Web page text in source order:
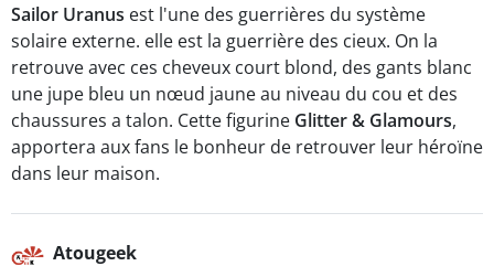
Sailor Uranus est l'une des guerrières du système
solaire externe. elle est la guerrière des cieux. On la
retrouve avec ces cheveux court blond, des gants blanc
une jupe bleu un nœud jaune au niveau du cou et des
chaussures a talon. Cette figurine Glitter & Glamours,
apportera aux fans le bonheur de retrouver leur héroïne
dans leur maison.
Atougeek